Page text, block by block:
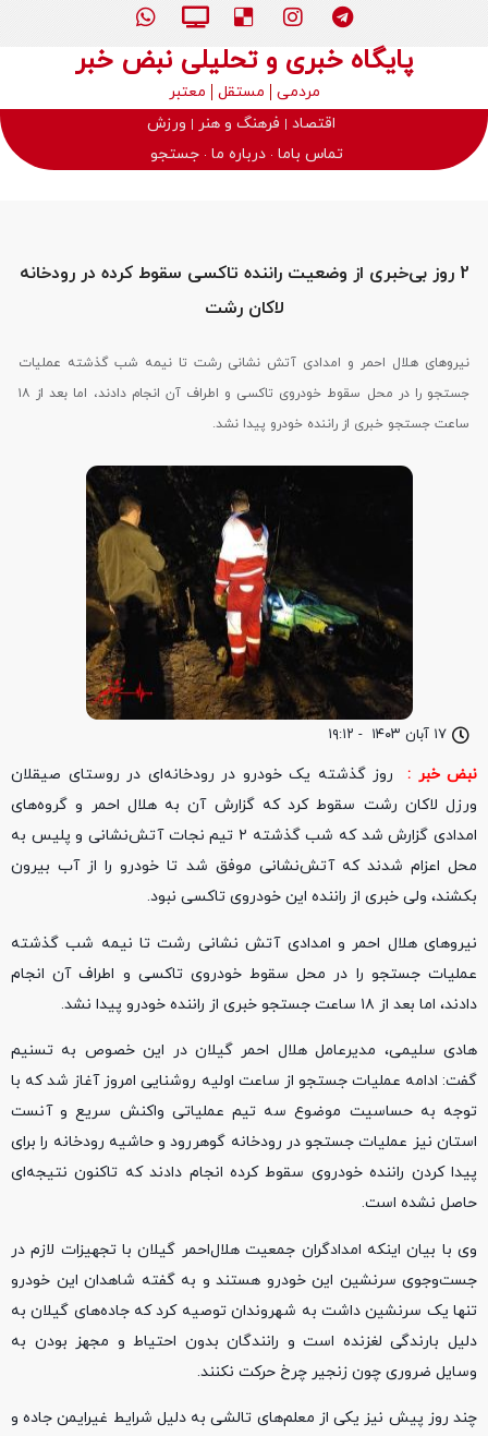
پایگاه خبری و تحلیلی نبض خبر
مردمی مستقل
معتبر
اقتصاد
فرهنگ و هنر
ورزش
تماس باما درباره ما جستجو
۱۷ آبان ۱۴۰۳ - ۱۹:۱۲
2 روز بی‌خبری از وضعیت راننده تاکسی سقوط کرده در رودخانه
لاکان رشت
نیروهای هلال احمر و امدادی آتش نشانی رشت تا نیمه شب گذشته عملیات
جستجو را در محل سقوط خودروی تاکسی و اطراف آن انجام دادند، اما بعد از ۱۸
ساعت جستجو خبری از راننده خودرو پیدا نشد.
نبض خبر :
روز گذشته یک خودرو در رودخانه‌ای در روستای صیقلان
ورزل لاکان رشت سقوط کرد که گزارش آن به هلال احمر و گروه‌های
امدادی گزارش شد که شب گذشته ۲ تیم نجات آتش‌نشانی و پلیس به
محل اعزام شدند که آتش‌نشانی موفق شد تا خودرو را از آب بیرون
بکشند، ولی خبری از راننده این خودروی تاکسی نبود.
نیروهای هلال احمر و امدادی آتش نشانی رشت تا نیمه شب گذشته
عملیات جستجو را در محل سقوط خودروی تاکسی و اطراف آن انجام
دادند، اما بعد از ۱۸ ساعت جستجو خبری از راننده خودرو پیدا نشد.
هادی سلیمی، مدیرعامل هلال احمر گیلان در این خصوص به تسنیم
گفت: ادامه عملیات جستجو از ساعت اولیه روشنایی امروز آغاز شد که با
توجه به حساسیت موضوع سه تیم عملیاتی واکنش سریع و آنست
استان نیز عملیات جستجو در رودخانه گوهررود و حاشیه رودخانه را برای
پیدا کردن راننده خودروی سقوط کرده انجام دادند که تاکنون نتیجه‌ای
حاصل نشده است.
وی با بیان اینکه امدادگران جمعیت هلال‌احمر گیلان با تجهیزات لازم در
جست‌وجوی سرنشین این خودرو هستند و به گفته شاهدان این خودرو
تنها یک سرنشین داشت به شهروندان توصیه کرد که جاده‌های گیلان به
دلیل بارندگی لغزنده است و رانندگان بدون احتیاط و مجهز بودن به
وسایل ضروری چون زنجیر چرخ حرکت نکنند.
چند روز پیش نیز یکی از معلم‌های تالشی به دلیل شرایط غیرایمن جاده و